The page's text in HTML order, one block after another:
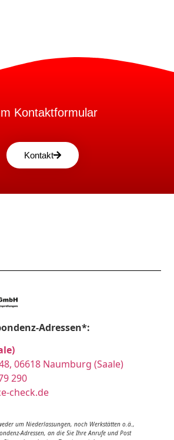
Kontaktformular
Kontakt
Adressen*:
06618 Naumburg (Saale)
290
check.de
um Niederlassungen, noch Werkstätten o.ä.,
Adressen, an die Sie Ihre Anrufe und Post